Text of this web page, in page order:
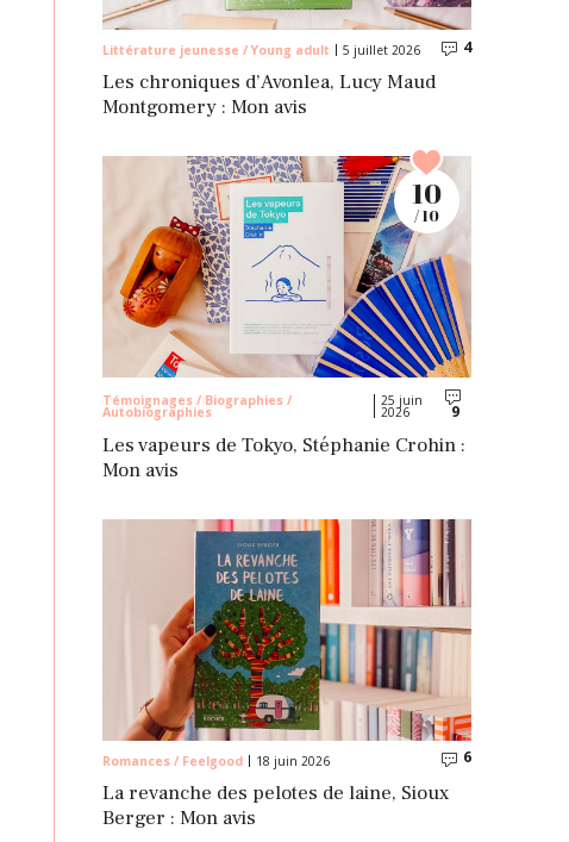
Littérature jeunesse / Young adult 5 juillet 2026 4
Les chroniques d’Avonlea, Lucy Maud
Montgomery : Mon avis
Témoignages / Biographies /
Autobiographies
25 juin
2026 9Commentaires
Les vapeurs de Tokyo, Stéphanie Crohin :
Mon avis
10
/ 10
Romances / Feelgood 18 juin 2026 6
La revanche des pelotes de laine, Sioux
Berger : Mon avis